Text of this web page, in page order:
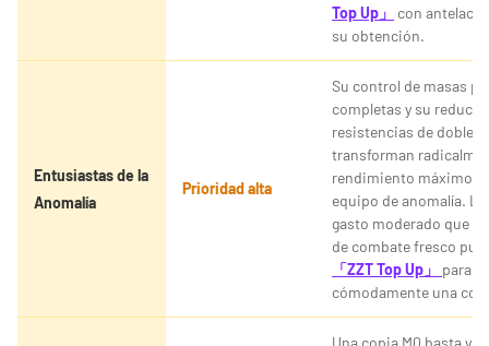
Top Up」
con
su obtención.
Entusiastas de la
Anomalía
Prioridad alta
Su control de masas
completas y su
resistencias de doble
transforman
rendimiento máximo
equipo de anomalía.
gasto moderado que
de combate fresco
「ZZT Top Up」
para
cómodamente una
Una copia M0 basta y